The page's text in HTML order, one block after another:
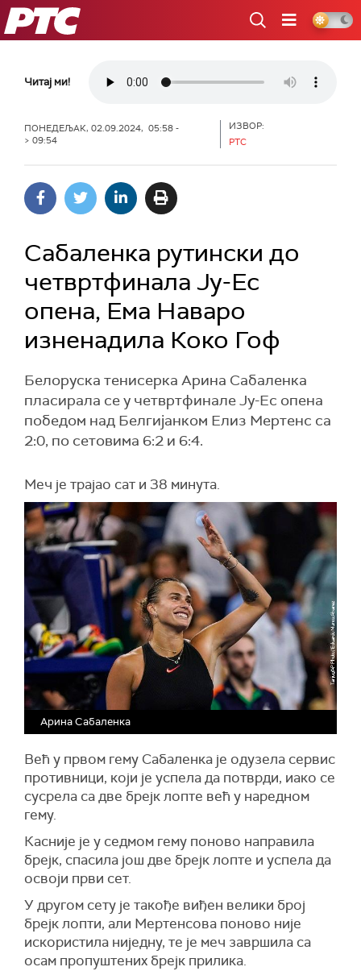
РТС
Читај ми!
ПОНЕДЕЉАК, 02.09.2024, 05:58 -
> 09:54
ИЗВОР:
РТС
Сабаленка рутински до
четвртфинала Ју-Ес
опена, Ема Наваро
изненадила Коко Гоф
Белоруска тенисерка Арина Сабаленка
пласирала се у четвртфинале Ју-Ес опена
победом над Белгијанком Елиз Мертенс са
2:0, по сетовима 6:2 и 6:4.
Меч је трајао сат и 38 минута.
Арина Сабаленка
Већ у првом гему Сабаленка је одузела сервис
противници, који је успела да потврди, иако се
сусрела са две брејк лопте већ у наредном
гему.
Касније је у седмом гему поново направила
брејк, спасила још две брејк лопте и успела да
освоји први сет.
У другом сету је такође виђен велики број
брејк лопти, али Мертенсова поново није
искористила ниједну, те је меч завршила са
осам пропуштених брејк прилика.